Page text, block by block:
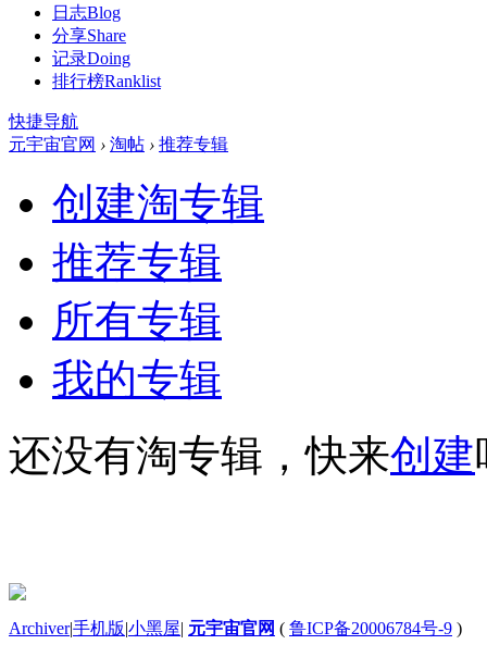
日志Blog
分享Share
记录Doing
排行榜Ranklist
快捷导航
元宇宙官网 › 淘帖 › 推荐专辑
创建淘专辑
推荐专辑
所有专辑
我的专辑
还没有淘专辑，快来创建
Archiver|手机版|小黑屋| 元宇宙官网 ( 鲁ICP备20006784号-9 )